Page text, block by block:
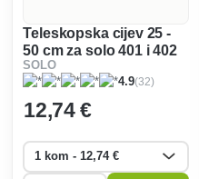
Teleskopska cijev 25 -
50 cm za solo 401 i 402
SOLO
4.9(32)
12,74 €